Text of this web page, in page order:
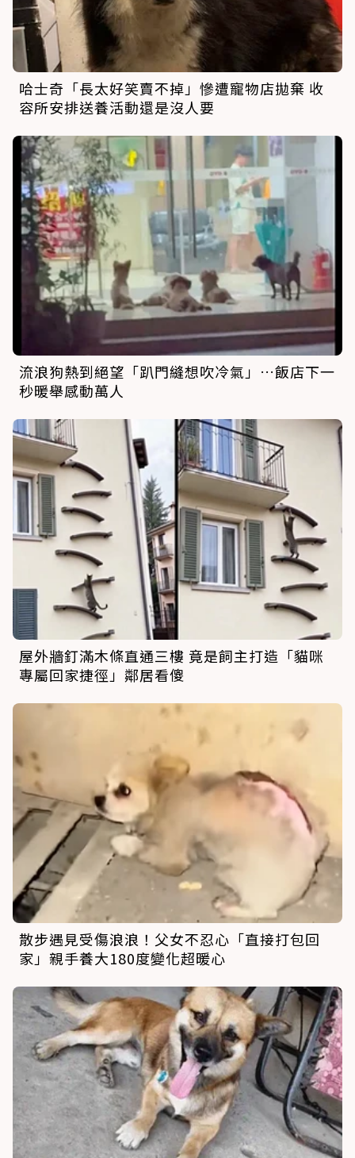
哈士奇「長太好笑賣不掉」慘遭寵物店拋棄 收
容所安排送養活動還是沒人要
流浪狗熱到絕望「趴門縫想吹冷氣」…飯店下一
秒暖舉感動萬人
屋外牆釘滿木條直通三樓 竟是飼主打造「貓咪
專屬回家捷徑」鄰居看傻
散步遇見受傷浪浪！父女不忍心「直接打包回
家」親手養大180度變化超暖心